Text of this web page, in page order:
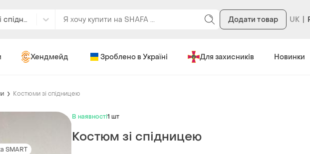
Костюми зі спідницею Додати товар
Хендмейд Зроблено в Україні Для захисників Новинки
Костюми зі спідницею
SMART
В наявності1 шт
Костюм зі спідницею